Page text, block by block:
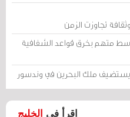
تجاوزت الزمن
متهم بخرق قواعد الشفافية
يستضيف ملك البحرين في وندسور
اقرأ في الخليج